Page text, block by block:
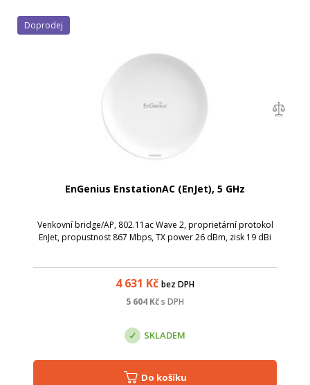
EnGenius EnstationAC (EnJet), 5 GHz
Venkovní bridge/AP, 802.11ac Wave 2, proprietární protokol
EnJet, propustnost 867 Mbps, TX power 26 dBm, zisk 19 dBi
4 631 Kč bez DPH
5 604 Kčs DPH
Doprodej
SKLADEM
Do košíku